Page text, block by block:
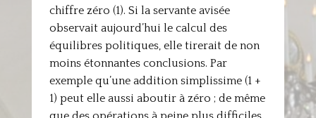
chiffre zéro (1). Si la servante avisée
observait aujourd’hui le calcul des
équilibres politiques, elle tirerait de non
moins étonnantes conclusions. Par
exemple qu’une addition simplissime (1 +
1) peut elle aussi aboutir à zéro ; de même